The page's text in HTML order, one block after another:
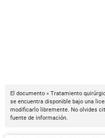
El documento « Tratamiento
se encuentra disponible bajo una
modificarlo libremente. No olvides
fuente de información.